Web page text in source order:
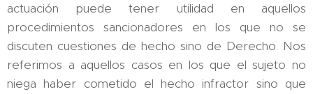
actuación puede tener utilidad en aquellos
procedimientos sancionadores en los que no se
discuten cuestiones de hecho sino de Derecho. Nos
referimos a aquellos casos en los que el sujeto no
niega haber cometido el hecho infractor sino que